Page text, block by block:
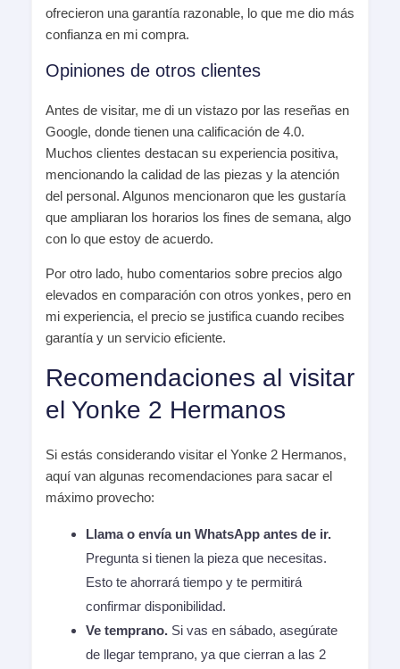
ofrecieron una garantía razonable, lo que me dio más
confianza en mi compra.
Opiniones de otros clientes
Antes de visitar, me di un vistazo por las reseñas en
Google, donde tienen una calificación de 4.0.
Muchos clientes destacan su experiencia positiva,
mencionando la calidad de las piezas y la atención
del personal. Algunos mencionaron que les gustaría
que ampliaran los horarios los fines de semana, algo
con lo que estoy de acuerdo.
Por otro lado, hubo comentarios sobre precios algo
elevados en comparación con otros yonkes, pero en
mi experiencia, el precio se justifica cuando recibes
garantía y un servicio eficiente.
Recomendaciones al visitar
el Yonke 2 Hermanos
Si estás considerando visitar el Yonke 2 Hermanos,
aquí van algunas recomendaciones para sacar el
máximo provecho:
Llama o envía un WhatsApp antes de ir.
Pregunta si tienen la pieza que necesitas.
Esto te ahorrará tiempo y te permitirá
confirmar disponibilidad.
Ve temprano. Si vas en sábado, asegúrate
de llegar temprano, ya que cierran a las 2